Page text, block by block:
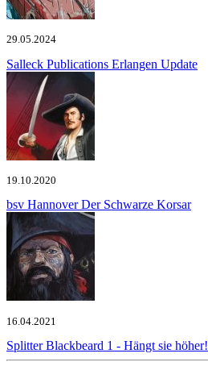
29.05.2024
Salleck Publications Erlangen Update
19.10.2020
bsv HannoverDer Schwarze Korsar
16.04.2021
SplitterBlackbeard 1 - Hängt sie höher!